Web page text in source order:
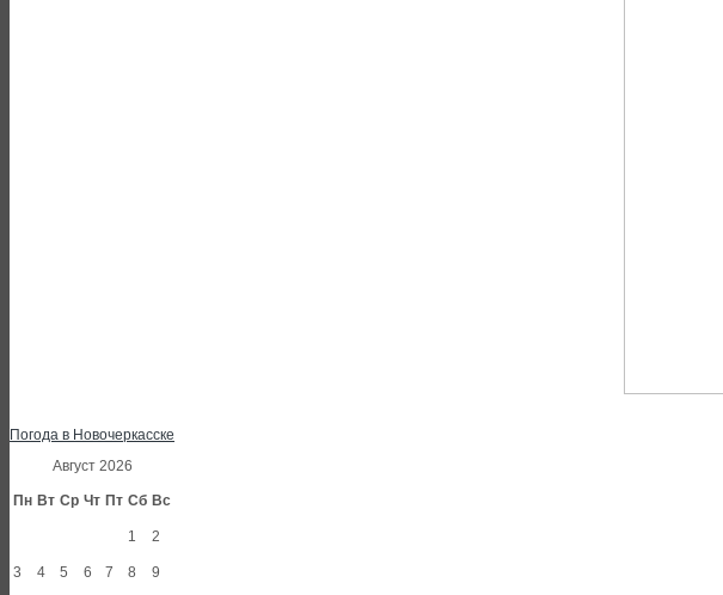
Погода в Новочеркасске
Август 2026
Пн Вт Ср Чт Пт Сб Вс
1 2
3 4 5 6 7 8 9